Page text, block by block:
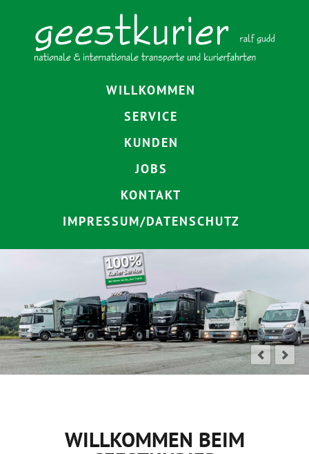
überspringen
WILLKOMMEN
SERVICE
KUNDEN
JOBS
KONTAKT
IMPRESSUM/DATENSCHUTZ
WILLKOMMEN BEIM